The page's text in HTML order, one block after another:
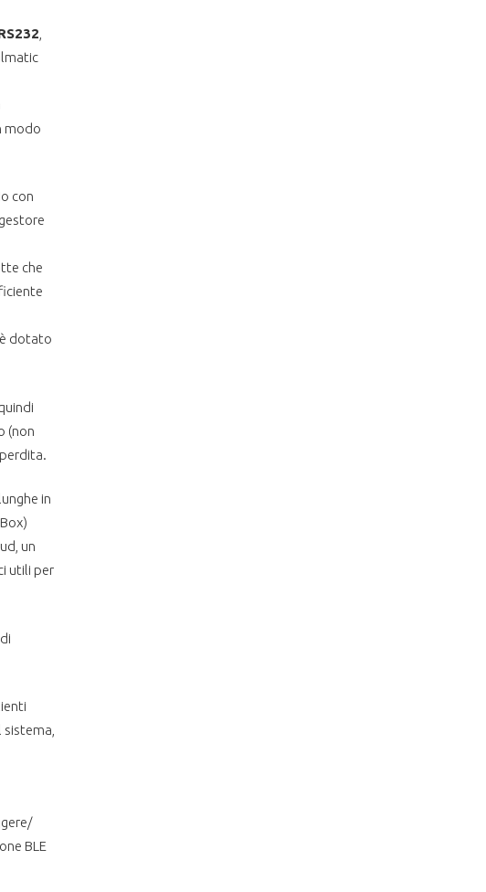
modo
con
che
dotato
(non
in
un
utili per
BLE